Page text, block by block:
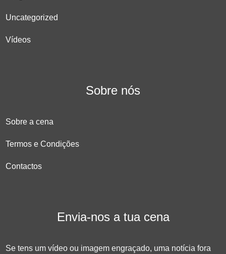
Uncategorized
Vídeos
Sobre nós
Sobre a cena
Termos e Condições
Contactos
Envia-nos a tua cena
Se tens um vídeo ou imagem engraçado, uma notícia fora